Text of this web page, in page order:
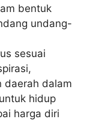
bentuk
undang-
sesuai
daerah dalam
hidup
harga diri